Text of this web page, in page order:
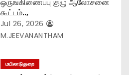
ஒருங்கிணைப்பு குழு ஆலோசனை
கூட்டம்..,
Jul 26, 2026
M.JEEVANANTHAM
மயிலாடுதுறை